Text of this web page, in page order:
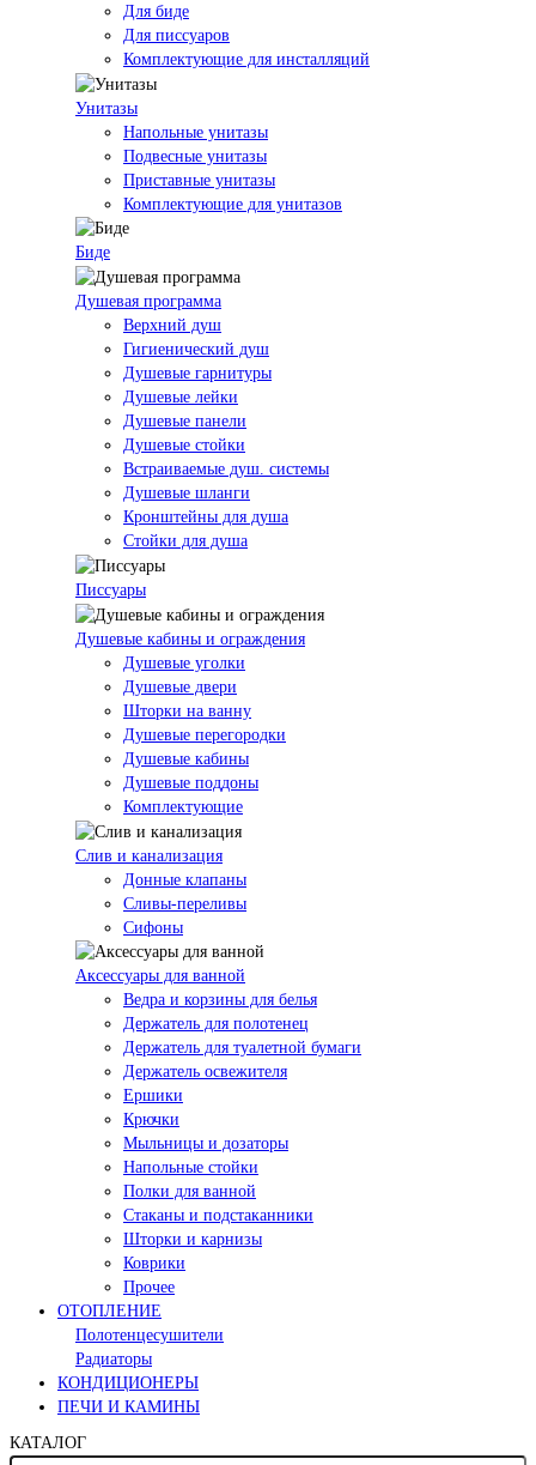
Для биде
Для писсуаров
Комплектующие для инсталляций
Унитазы
Напольные унитазы
Подвесные унитазы
Приставные унитазы
Комплектующие для унитазов
Биде
Душевая программа
Верхний душ
Гигиенический душ
Душевые гарнитуры
Душевые лейки
Душевые панели
Душевые стойки
Встраиваемые душ. системы
Душевые шланги
Кронштейны для душа
Стойки для душа
Писсуары
Душевые кабины и ограждения
Душевые уголки
Душевые двери
Шторки на ванну
Душевые перегородки
Душевые кабины
Душевые поддоны
Комплектующие
Слив и канализация
Донные клапаны
Сливы-переливы
Сифоны
Аксессуары для ванной
Ведра и корзины для белья
Держатель для полотенец
Держатель для туалетной бумаги
Держатель освежителя
Ершики
Крючки
Мыльницы и дозаторы
Напольные стойки
Полки для ванной
Стаканы и подстаканники
Шторки и карнизы
Коврики
Прочее
ОТОПЛЕНИЕ
Полотенцесушители
Радиаторы
КОНДИЦИОНЕРЫ
ПЕЧИ И КАМИНЫ
КАТАЛОГ